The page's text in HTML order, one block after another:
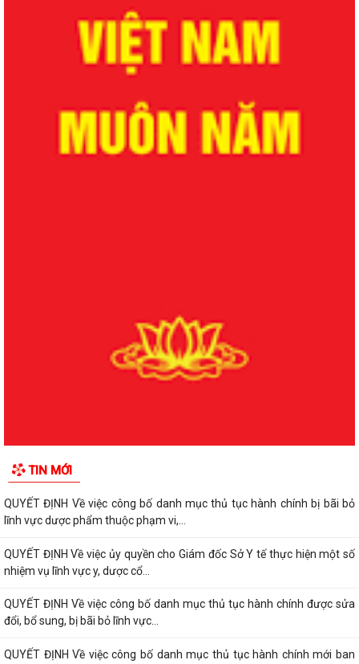
TIN MỚI
đổi, bổ sung lĩnh vực phòng bệnh...
QUYẾT ĐỊNH Về việc công bố danh mục thủ tục hành chính được sửa
đổi, bổ sung, bị bãi bỏ lĩnh vực...
lĩnh vực dược phẩm thuộc phạm vi,...
QUYẾT ĐỊNH Về việc công bố danh mục thủ tục hành chính bị bãi bỏ
lĩnh vực dược phẩm thuộc phạm vi,...
QUYẾT ĐỊNH Về việc ủy quyền cho Giám đốc Sở Y tế thực hiện một số
nhiệm vụ lĩnh vực y, dược cổ...
QUYẾT ĐỊNH Về việc công bố danh mục thủ tục hành chính được sửa
đổi, bổ sung, bị bãi bỏ lĩnh vực...
QUYẾT ĐỊNH Về việc công bố danh mục thủ tục hành chính mới ban